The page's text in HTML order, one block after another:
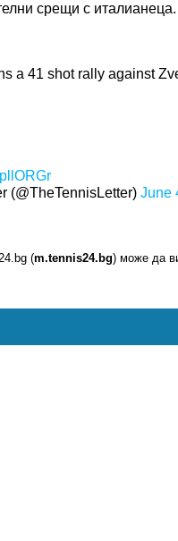
срещи с италианеца.
a 41 shot rally against
(@TheTennisLetter) June
(m.tennis24.bg) може да